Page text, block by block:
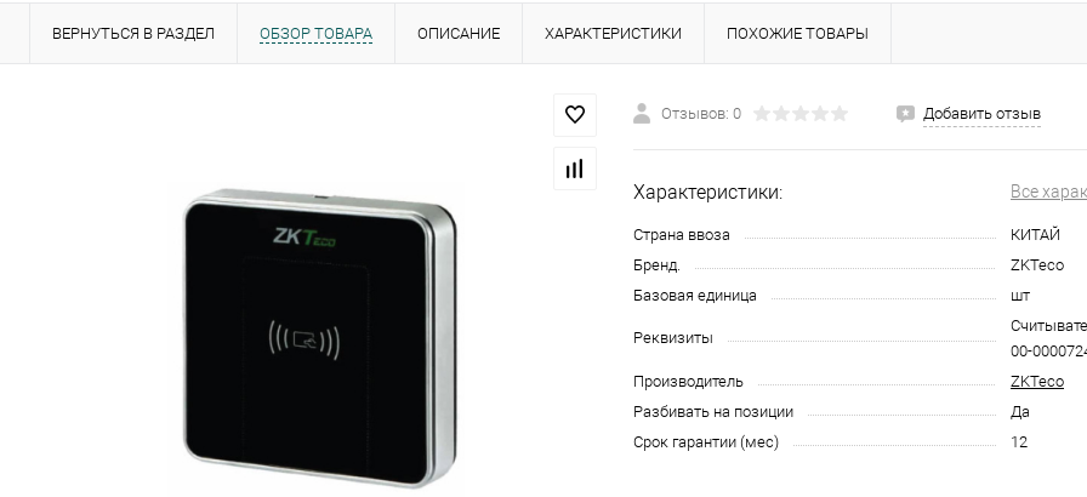
ВЕРНУТЬСЯ В РАЗДЕЛ ОБЗОР ТОВАРА ОПИСАНИЕ ХАРАКТЕРИСТИКИ ПОХОЖИЕ ТОВАРЫ
Отзывов: 0 Добавить отзыв
Характеристики: Все
Страна ввоза
КИТАЙ
Бренд.
ZKTeco
Базовая единица
шт
Реквизиты
00-
Производитель
ZKTeco
Разбивать на позиции
Да
Срок гарантии (мес)
12